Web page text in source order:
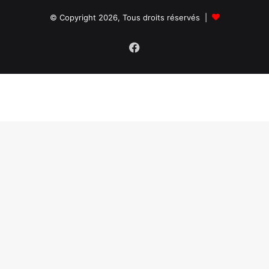
© Copyright 2026, Tous droits réservés |
Facebook